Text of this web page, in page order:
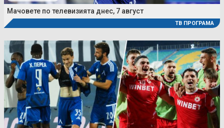
Мачовете по телевизията днес, 7 август
ТВ ПРОГРАМА